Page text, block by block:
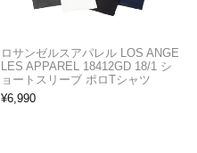
ロサンゼルスアパレル LOS ANGE
LES APPAREL 18412GD 18/1 シ
ョートスリーブ ポロTシャツ
¥6,990